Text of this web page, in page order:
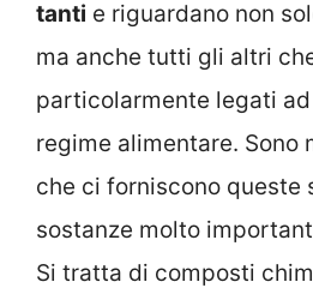
tanti e riguardano non
ma anche tutti gli altri
particolarmente legati
regime alimentare. Sono
che ci forniscono queste
sostanze molto
Si tratta di composti